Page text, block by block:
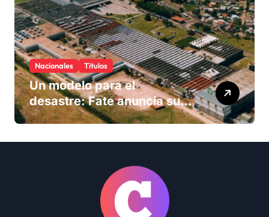
Nacionales Titulos
Un modelo para el
desastre: Fate anuncia su
cierre definitivo y despide a